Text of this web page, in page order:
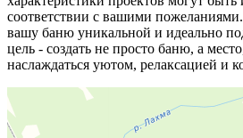
соответствии с вашими
вашу баню уникальной и идеально
цель - создать не просто баню, а
наслаждаться уютом, релаксацией и